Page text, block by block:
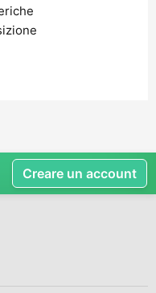
Creare un account